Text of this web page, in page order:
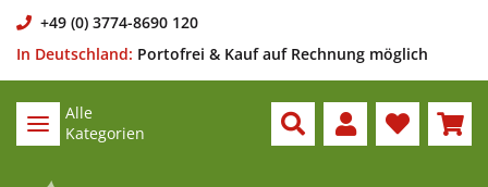
+49 (0) 3774-8690 120
In Deutschland: Portofrei & Kauf auf Rechnung möglich
Alle
Kategorien